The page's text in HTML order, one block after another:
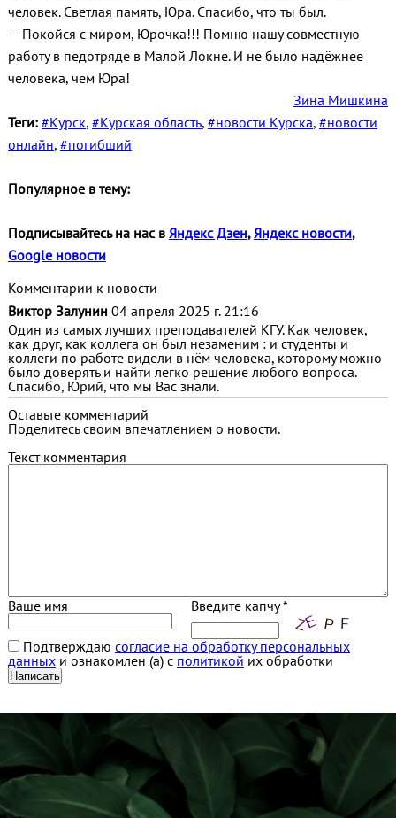
человек. Светлая память, Юра. Спасибо, что ты был.
— Покойся с миром, Юрочка!!! Помню нашу совместную
работу в педотряде в Малой Локне. И не было надёжнее
человека, чем Юра!
Зина Мишкина
Теги: #Курск, #Курская область, #новости Курска, #новости
онлайн, #погибший
Популярное в тему:
Подписывайтесь на нас в Яндекс Дзен,Яндекс новости,
Google новости
Комментарии к новости
Виктор Залунин 04 апреля 2025 г. 21:16
Один из самых лучших преподавателей КГУ. Как человек,
как друг, как коллега он был незаменим : и студенты и
коллеги по работе видели в нём человека, которому можно
было доверять и найти легко решение любого вопроса.
Спасибо, Юрий, что мы Вас знали.
Оставьте комментарий
Поделитесь своим впечатлением о новости.
Текст комментария
Ваше имя Введите капчу *
Подтверждаю согласие на обработку персональных
данныхи ознакомлен (а) с политикой их обработки